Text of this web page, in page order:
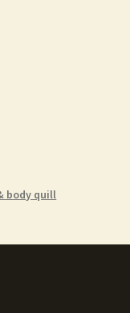
body quill